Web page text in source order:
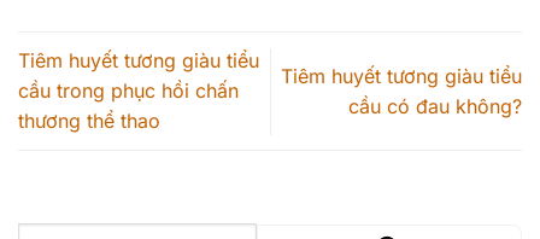
Tiêm huyết tương giàu tiểu
cầu trong phục hồi chấn
thương thể thao
Tiêm huyết tương giàu tiểu
cầu có đau không?